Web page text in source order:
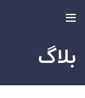
بلاگ